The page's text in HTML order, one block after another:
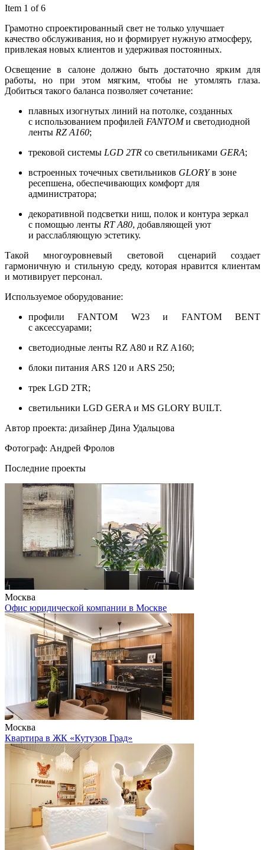
Item 1 of 6
Грамотно спроектированный свет не только улучшает
качество обслуживания, но и формирует нужную атмосферу,
привлекая новых клиентов и удерживая постоянных.
Освещение в салоне должно быть достаточно ярким для
работы, но при этом мягким, чтобы не утомлять глаза.
Добиться такого баланса позволяет сочетание:
плавных изогнутых линий на потолке, созданных
с использованием профилей FANTOMи светодиодной
ленты RZ A160;
трековой системы LGD 2TR со светильниками GERA;
встроенных точечных светильников GLORYв зоне
ресепшена, обеспечивающих комфорт для
администратора;
декоративной подсветки ниш, полок и контура зеркал
с помощью ленты RT A80, добавляющей уют
и расслабляющую эстетику.
Такой многоуровневый световой сценарий создает
гармоничную и стильную среду, которая нравится клиентам
и мотивирует персонал.
Используемое оборудование:
профили FANTOM W23 и FANTOM BENT
с аксессуарами;
светодиодные ленты RZ A80 и RZ A160;
блоки питания ARS 120 и ARS 250;
трек LGD 2TR;
светильники LGD GERA и MS GLORY BUILT.
Автор проекта: дизайнер Дина Удальцова
Фотограф: Андрей Фролов
Последние проекты
Москва
Офис юридической компании в Москве
Москва
Квартира в ЖК «Кутузов Град»